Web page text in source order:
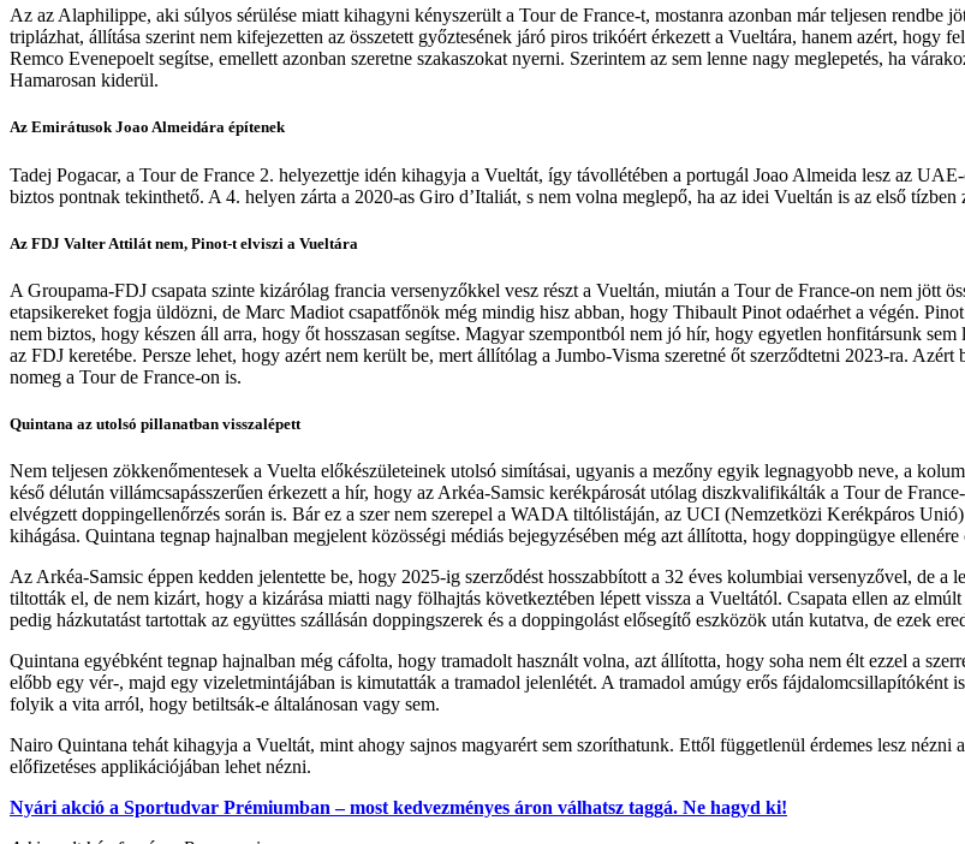
Az az Alaphilippe, aki súlyos sérülése miatt kihagyni kényszerült a Tour de France-t, mostanra azonban már teljesen
triplázhat, állítása szerint nem kifejezetten az összetett győztesének járó piros trikóért érkezett a Vueltára, hanem azért, hogy
Remco Evenepoelt segítse, emellett azonban szeretne szakaszokat nyerni. Szerintem az sem lenne nagy meglepetés, ha
Hamarosan kiderül.
Az Emirátusok Joao Almeidára építenek
Tadej Pogacar, a Tour de France 2. helyezettje idén kihagyja a Vueltát, így távollétében a portugál Joao Almeida lesz az
biztos pontnak tekinthető. A 4. helyen zárta a 2020-as Giro d’Italiát, s nem volna meglepő, ha az idei Vueltán is az első tízben
Az FDJ Valter Attilát nem, Pinot-t elviszi a Vueltára
A Groupama-FDJ csapata szinte kizárólag francia versenyzőkkel vesz részt a Vueltán, miután a Tour de France-on nem jött
etapsikereket fogja üldözni, de Marc Madiot csapatfőnök még mindig hisz abban, hogy Thibault Pinot odaérhet a végén.
nem biztos, hogy készen áll arra, hogy őt hosszasan segítse. Magyar szempontból nem jó hír, hogy egyetlen honfitársunk
az FDJ keretébe. Persze lehet, hogy azért nem került be, mert állítólag a Jumbo-Visma szeretné őt szerződtetni 2023-ra.
nomeg a Tour de France-on is.
Quintana az utolsó pillanatban visszalépett
Nem teljesen zökkenőmentesek a Vuelta előkészületeinek utolsó simításai, ugyanis a mezőny egyik legnagyobb neve, a
késő délután villámcsapásszerűen érkezett a hír, hogy az Arkéa-Samsic kerékpárosát utólag diszkvalifikálták a Tour de
elvégzett doppingellenőrzés során is. Bár ez a szer nem szerepel a WADA tiltólistáján, az UCI (Nemzetközi Kerékpáros
kihágása. Quintana tegnap hajnalban megjelent közösségi médiás bejegyzésében még azt állította, hogy doppingügye
Az Arkéa-Samsic éppen kedden jelentette be, hogy 2025-ig szerződést hosszabbított a 32 éves kolumbiai versenyzővel, de
tiltották el, de nem kizárt, hogy a kizárása miatti nagy fölhajtás következtében lépett vissza a Vueltától. Csapata ellen az
pedig házkutatást tartottak az együttes szállásán doppingszerek és a doppingolást elősegítő eszközök után kutatva, de ezek
Quintana egyébként tegnap hajnalban még cáfolta, hogy tramadolt használt volna, azt állította, hogy soha nem élt ezzel a
előbb egy vér-, majd egy vizeletmintájában is kimutatták a tramadol jelenlétét. A tramadol amúgy erős fájdalomcsillapítóként
folyik a vita arról, hogy betiltsák-e általánosan vagy sem.
Nairo Quintana tehát kihagyja a Vueltát, mint ahogy sajnos magyarért sem szoríthatunk. Ettől függetlenül érdemes lesz nézni
előfizetéses applikációjában lehet nézni.
Nyári akció a Sportudvar Prémiumban – most kedvezményes áron válhatsz taggá. Ne hagyd ki!